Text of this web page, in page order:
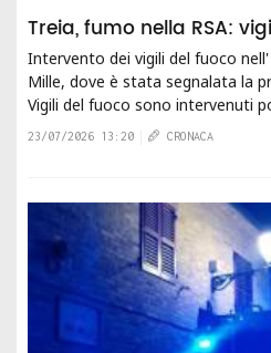
Treia, fumo nella RSA:
Intervento dei vigili del fuoco
Mille, dove è stata segnalata la
Vigili del fuoco sono intervenuti
con due squadre di...
23/07/2026 13:20 CRONACA